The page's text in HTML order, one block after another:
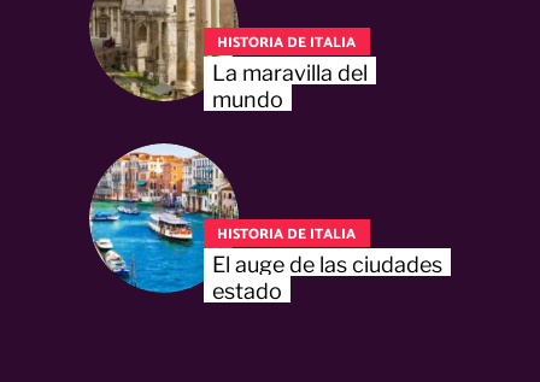
HISTORIA DE ITALIA
La maravilla del
mundo
HISTORIA DE ITALIA
El auge de las ciudades
estado